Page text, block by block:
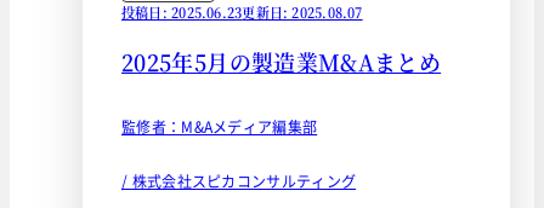
投稿日: 2025.06.23更新日: 2025.08.07
2025年5月の製造業M&Aまとめ
監修者：M&Aメディア編集部
/ 株式会社スピカコンサルティング